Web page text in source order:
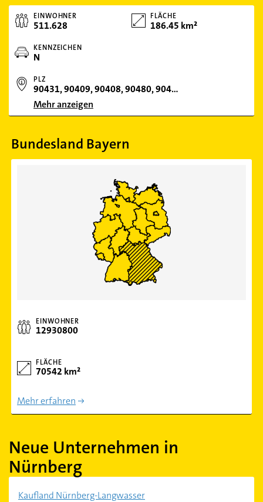
EINWOHNER
511.628
FLÄCHE
186.45 km²
KENNZEICHEN
N
PLZ
90431, 90409, 90408, 90480, 90461, 90429, 90489, 90443, 90451, 90455, 90439, 90441, 90482, 90471, 90475, 90427, 90402, 90425, 90453, 90478, 90491, 90473, 90449, 90411, 90403, 90469, 90459, 90419, 90268, 91052
Mehr anzeigen
Bundesland Bayern
EINWOHNER
12930800
FLÄCHE
70542 km²
Mehr erfahren
Neue Unternehmen in
Nürnberg
Kaufland Nürnberg-Langwasser